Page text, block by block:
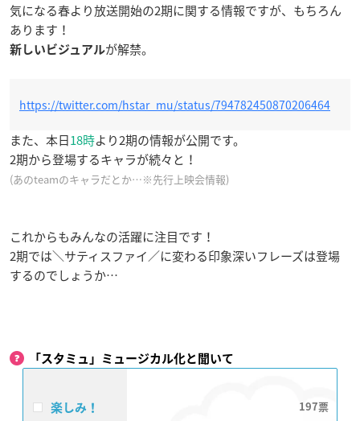
気になる春より放送開始の2期に関する情報ですが、もちろん
あります！
新しいビジュアルが解禁。
https://twitter.com/hstar_mu/status/794782450870206464
また、本日18時より2期の情報が公開です。
2期から登場するキャラが続々と！
(あのteamのキャラだとか…※先行上映会情報)
これからもみんなの活躍に注目です！
2期では＼サティスファイ／に変わる印象深いフレーズは登場
するのでしょうか…
「スタミュ」ミュージカル化と聞いて
楽しみ！ 197